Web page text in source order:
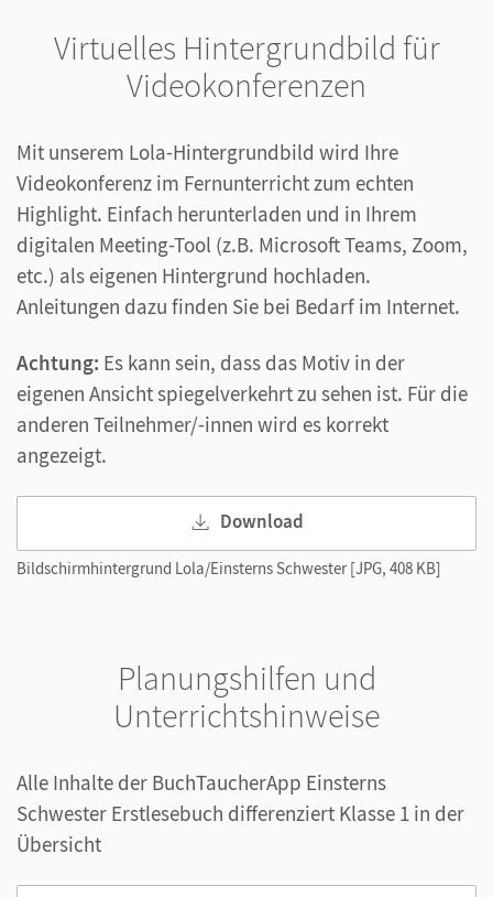
Virtuelles Hintergrundbild für
Videokonferenzen
Mit unserem Lola-Hintergrundbild wird Ihre
Videokonferenz im Fernunterricht zum echten
Highlight. Einfach herunterladen und in Ihrem
digitalen Meeting-Tool (z.B. Microsoft Teams, Zoom,
etc.) als eigenen Hintergrund hochladen.
Anleitungen dazu finden Sie bei Bedarf im Internet.
Achtung: Es kann sein, dass das Motiv in der
eigenen Ansicht spiegelverkehrt zu sehen ist. Für die
anderen Teilnehmer/-innen wird es korrekt
angezeigt.
Download
Bildschirmhintergrund Lola/Einsterns Schwester [JPG, 408 KB]
Planungshilfen und
Unterrichtshinweise
Alle Inhalte der BuchTaucherApp Einsterns
Schwester Erstlesebuch differenziert Klasse 1 in der
Übersicht